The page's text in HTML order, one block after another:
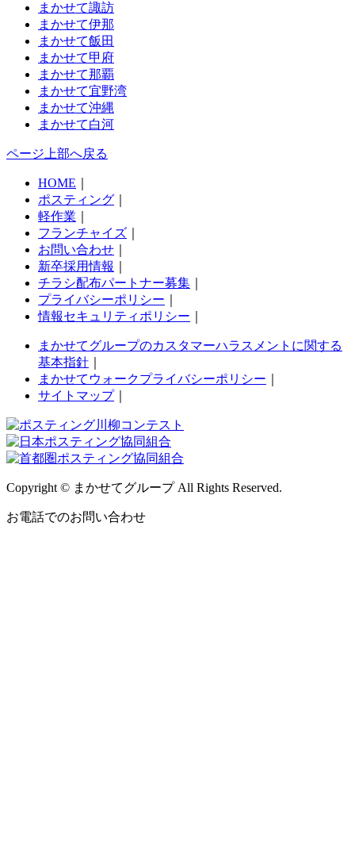
まかせて諏訪
まかせて伊那
まかせて飯田
まかせて甲府
まかせて那覇
まかせて宜野湾
まかせて沖縄
まかせて白河
ページ上部へ戻る
HOME
ポスティング
軽作業
フランチャイズ
お問い合わせ
新卒採用情報
チラシ配布パートナー募集
プライバシーポリシー
情報セキュリティポリシー
まかせてグループのカスタマーハラスメントに関する
基本指針
まかせてウォークプライバシーポリシー
サイトマップ｜
Copyright © まかせてグループ All Rights Reserved.
お電話でのお問い合わせ